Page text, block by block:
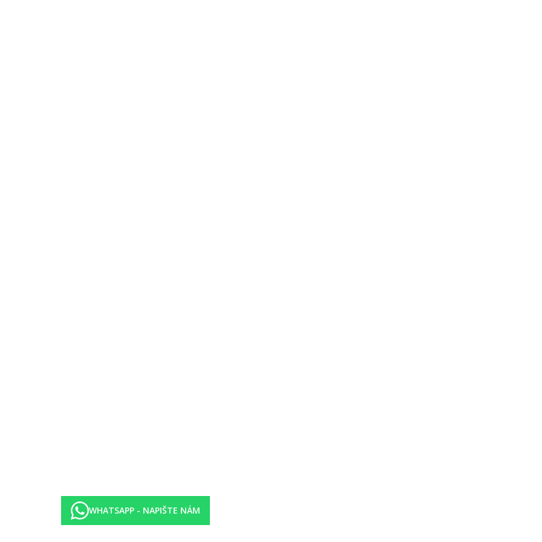
Vám bude k dispozici po celý Váš pobyt. Samozřejmostí je restaurace s chutnými jídly a bar s alko a nealko nápoji. Ve veřejných
konferenční místnost. Možnost ubytování s domácím mazlíčkem po předchozí domluvě
pohodlí a relaxaci. Každý pokoj je vybaven vlastním sociálním zařízením a koupelnou se sprchou či vanou. Pokoje disponují také
V každém pokoji je dostupné WiFi připojení. Hotel nabízí ubytování také v Junior Suitě, která je prostornější a má příjemné posezení na
ve fitness centru. Pokud ale máte chuť objevovat poklady Bruselu, hotelový personál vám rád pomůže se vším, od pronájmu auta až po
WHATSAPP - NAPIŠTE NÁM